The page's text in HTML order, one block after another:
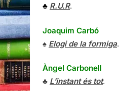
♣ R.U.R.
Joaquim Carbó
♠ Elogi de la formiga.
Àngel Carbonell
♣ L’instant és tot.